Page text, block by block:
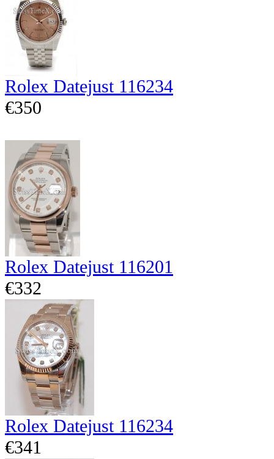
Rolex Datejust 116234
€350
Rolex Datejust 116201
€332
Rolex Datejust 116234
€341